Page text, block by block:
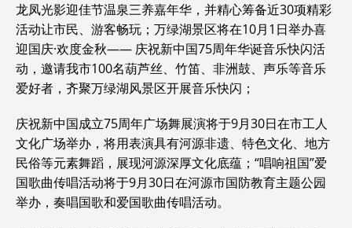
龙凤光影迎佳节温泉三养嘉年华，并精心筹备近30项精彩
活动让市民、游客畅玩；万绿湖景区将在10月1日举办喜
迎国庆·欢度金秋—— 庆祝新中国75周年华诞音乐快闪活
动，邀请我市100名葫芦丝、竹笛、非洲鼓、声乐等音乐
爱好者，齐聚万绿湖风景区开展音乐快闪；
庆祝新中国成立75周年广场舞展演将于9月30日在市工人
文化广场举办，将用表演具有河源非遗、特色文化、地方
民俗等元素舞蹈，展现河源深厚文化底蕴；“唱响祖国”爱
国歌曲传唱活动将于9月30日在河源市国防教育主题公园
举办，奏唱国歌和爱国歌曲传唱活动。